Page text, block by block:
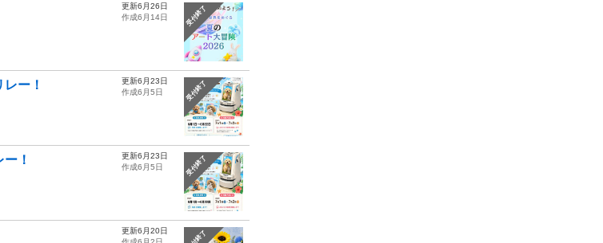
受付終了
更新6月26日
作成6月14日
受付終了
ー！
更新6月23日
作成6月5日
受付終了
！
更新6月23日
作成6月5日
更新6月20日